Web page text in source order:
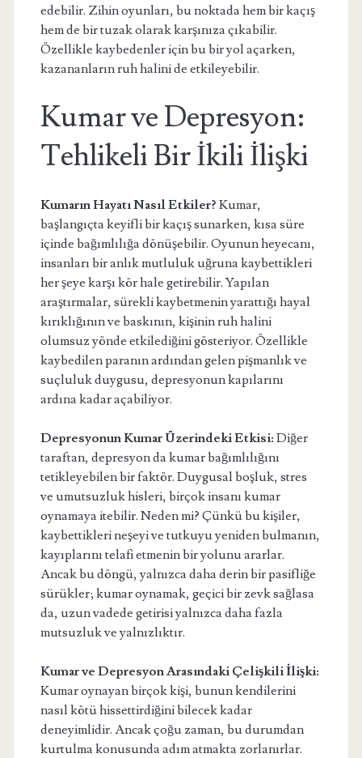
edebilir. Zihin oyunları, bu noktada hem bir kaçış
hem de bir tuzak olarak karşınıza çıkabilir.
Özellikle kaybedenler için bu bir yol açarken,
kazananların ruh halini de etkileyebilir.
Kumar ve Depresyon:
Tehlikeli Bir İkili İlişki
Kumarın Hayatı Nasıl Etkiler? Kumar,
başlangıçta keyifli bir kaçış sunarken, kısa süre
içinde bağımlılığa dönüşebilir. Oyunun heyecanı,
insanları bir anlık mutluluk uğruna kaybettikleri
her şeye karşı kör hale getirebilir. Yapılan
araştırmalar, sürekli kaybetmenin yarattığı hayal
kırıklığının ve baskının, kişinin ruh halini
olumsuz yönde etkilediğini gösteriyor. Özellikle
kaybedilen paranın ardından gelen pişmanlık ve
suçluluk duygusu, depresyonun kapılarını
ardına kadar açabiliyor.
Depresyonun Kumar Üzerindeki Etkisi: Diğer
taraftan, depresyon da kumar bağımlılığını
tetikleyebilen bir faktör. Duygusal boşluk, stres
ve umutsuzluk hisleri, birçok insanı kumar
oynamaya itebilir. Neden mi? Çünkü bu kişiler,
kaybettikleri neşeyi ve tutkuyu yeniden bulmanın,
kayıplarını telafi etmenin bir yolunu ararlar.
Ancak bu döngü, yalnızca daha derin bir pasifliğe
sürükler; kumar oynamak, geçici bir zevk sağlasa
da, uzun vadede getirisi yalnızca daha fazla
mutsuzluk ve yalnızlıktır.
Kumar ve Depresyon Arasındaki Çelişkili İlişki:
Kumar oynayan birçok kişi, bunun kendilerini
nasıl kötü hissettirdiğini bilecek kadar
deneyimlidir. Ancak çoğu zaman, bu durumdan
kurtulma konusunda adım atmakta zorlanırlar.